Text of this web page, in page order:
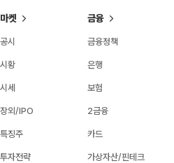
마켓
공시
시황
시세
장외/IPO
특징주
투자전략
금융
금융정책
은행
보험
2금융
카드
가상자산/핀테크